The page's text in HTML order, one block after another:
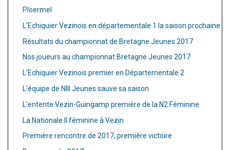
Ploermel
L'Echiquier Vezinois en départementale 1 la saison prochaine
Résultats du championnat de Bretagne Jeunes 2017
Nos joueurs au championnat Bretagne Jeunes 2017
L'Echiquier Vezinois premier en Départementale 2
L'équipe de NIII Jeunes sauve sa saison
L'entente Vezin-Guingamp première de la N2 Féminine
La Nationale II féminine à Vezin
Première rencontre de 2017, première victoire